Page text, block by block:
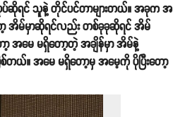
ဆိုရင် သူနဲ့ တိုင်ပင်တာများတယ်။ အခုက အ
အိမ်မှာဆိုရင်လည်း တစ်ခုခုဆိုရင် အိမ်
အမေ မရှိတော့တဲ့ အချိန်မှာ အိမ်နဲ့
ယ်။ အမေ မရှိတော့မှ အမေ့ကို ပိုပြီးတော့